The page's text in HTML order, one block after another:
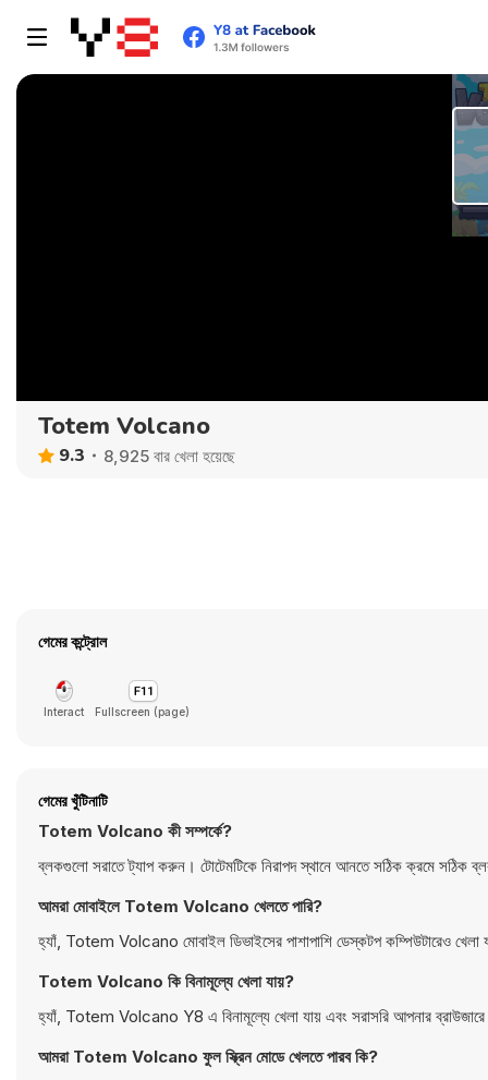
Totem Volcano
9.3 8,925 বার খেলা হয়েছে
গেমের কন্ট্রোল
Interact Fullscreen (page)
গেমের খুঁটিনাটি
Totem Volcano কী সম্পর্কে?
ব্লকগুলো সরাতে ট্যাপ করুন। টোটেমটিকে নিরাপদ স্থানে আনতে সঠিক ক্রমে সঠিক
আমরা মোবাইলে Totem Volcano খেলতে পারি?
হ্যাঁ, Totem Volcano মোবাইল ডিভাইসের পাশাপাশি ডেস্কটপ কম্পিউটারেও
Totem Volcano কি বিনামূল্যে খেলা যায়?
হ্যাঁ, Totem Volcano Y8 এ বিনামূল্যে খেলা যায় এবং সরাসরি আপনার
আমরা Totem Volcano ফুল স্ক্রিন মোডে খেলতে পারব কি?